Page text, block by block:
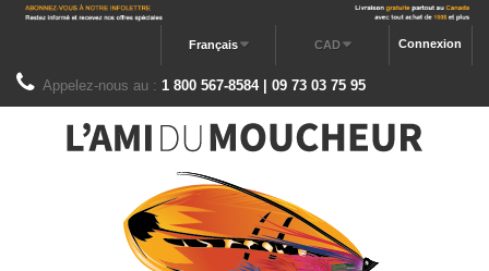
Connexion
CAD
Français
Appelez-nous au : 1 800 567-8584 | 09 73 03 75 95